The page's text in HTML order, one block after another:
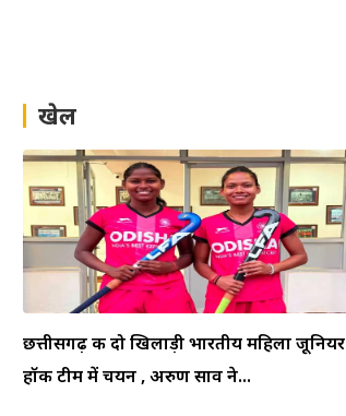
खेल
छत्तीसगढ़ की दो खिलाड़ी भारतीय महिला जूनियर
हॉकी टीम में चयन , अरुण साव ने...